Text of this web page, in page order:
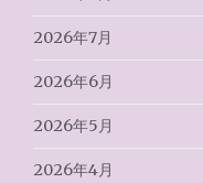
2026年7月
2026年6月
2026年5月
2026年4月